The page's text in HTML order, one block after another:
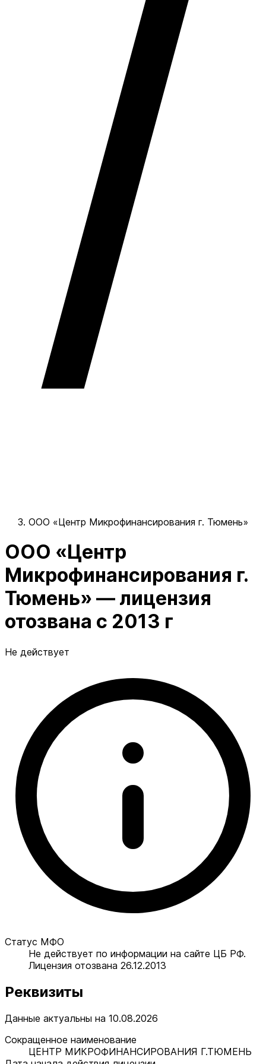
ООО «Центр Микрофинансирования г. Тюмень»
ООО «Центр
Микрофинансирования г.
Тюмень» — лицензия
отозвана с 2013 г
Не действует
Статус МФО
Не действует по информации на сайте ЦБ РФ.
Лицензия отозвана 26.12.2013
Реквизиты
Данные актуальны на 10.08.2026
Сокращенное наименование
ЦЕНТР МИКРОФИНАНСИРОВАНИЯ Г.ТЮМЕНЬ